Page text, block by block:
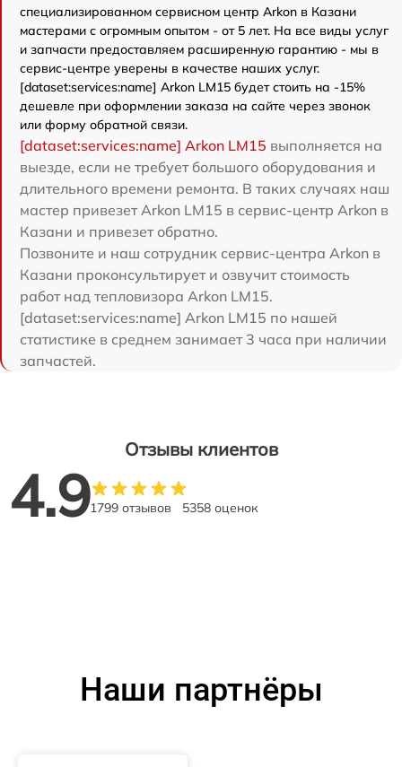
специализированном сервисном центр Arkon в Казани
мастерами с огромным опытом - от 5 лет. На все виды услуг
и запчасти предоставляем расширенную гарантию - мы в
сервис-центре уверены в качестве наших услуг.
[dataset:services:name] Arkon LM15 будет стоить на -15%
дешевле при оформлении заказа на сайте через звонок
или форму обратной связи.
[dataset:services:name] Arkon LM15 выполняется на
выезде, если не требует большого оборудования и
длительного времени ремонта. В таких случаях наш
мастер привезет Arkon LM15 в сервис-центр Arkon в
Казани и привезет обратно.
Позвоните и наш сотрудник сервис-центра Arkon в
Казани проконсультирует и озвучит стоимость
работ над тепловизора Arkon LM15.
[dataset:services:name] Arkon LM15 по нашей
статистике в среднем занимает 3 часа при наличии
запчастей.
Отзывы клиентов
4.91799 отзывов 5358 оценок
Наши партнёры